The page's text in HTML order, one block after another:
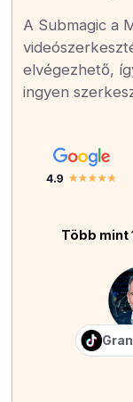
A Submagic a
elvégezhető,
ingyen
Több mint